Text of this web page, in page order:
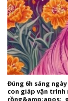
Đúng 6h sáng
con giáp vận trình
rồng&amp;apos;,